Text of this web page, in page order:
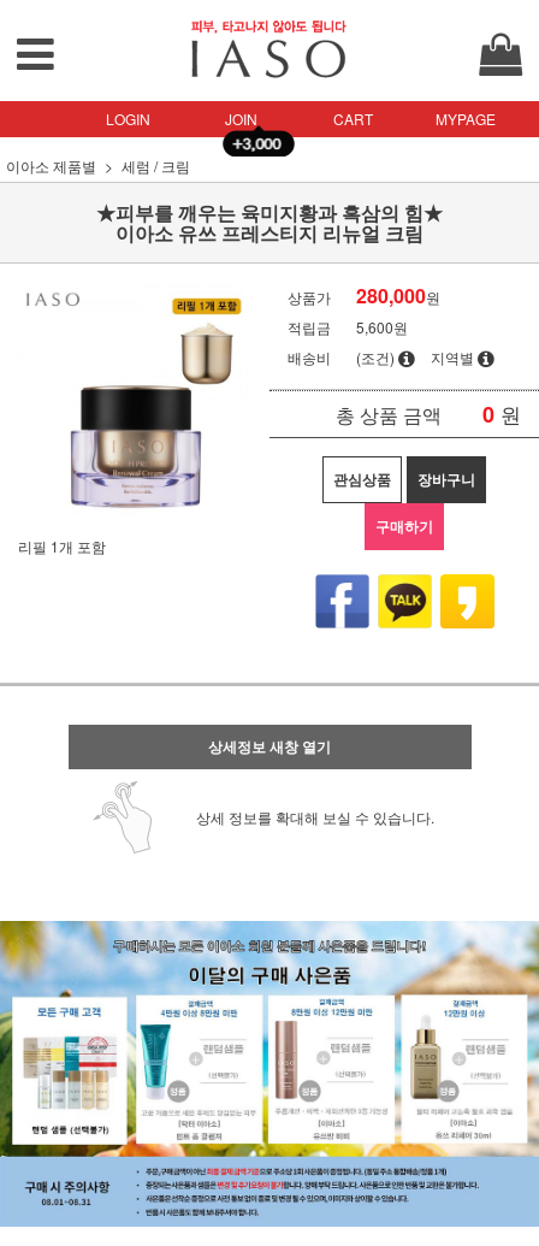
LOGIN JOIN CART MYPAGE
이아소 제품별 세럼 / 크림
★피부를 깨우는 육미지황과 흑삼의 힘★
이아소 유쓰 프레스티지 리뉴얼 크림
리필 1개 포함
상품가 280,000원
적립금
5,600원
배송비
(조건) 지역별
총 상품 금액 0 원
관심상품 장바구니
구매하기
상세정보 새창 열기
상세 정보를 확대해 보실 수 있습니다.